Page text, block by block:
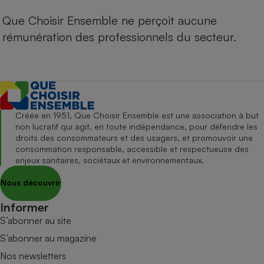
Que Choisir Ensemble ne perçoit aucune
rémunération des professionnels du secteur.
Créée en 1951, Que Choisir Ensemble est une association à but
non lucratif qui agit, en toute indépendance, pour défendre les
droits des consommateurs et des usagers, et promouvoir une
consommation responsable, accessible et respectueuse des
enjeux sanitaires, sociétaux et environnementaux.
Nous découvrir
Informer
S’abonner au site
S’abonner au magazine
Nos newsletters